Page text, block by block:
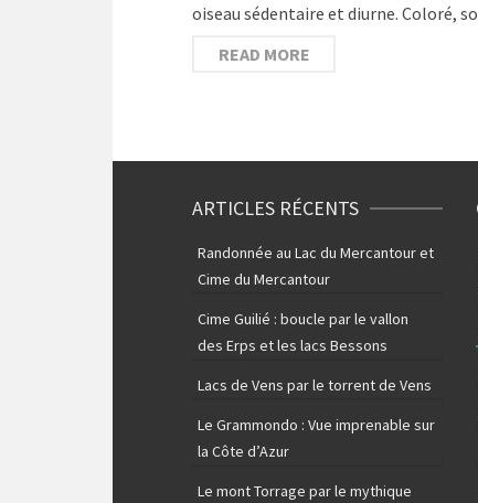
oiseau sédentaire et diurne. Coloré,
READ MORE
ARTICLES RÉCENTS
Randonnée au Lac du Mercantour et
Cime du Mercantour
Cime Guilié : boucle par le vallon
des Erps et les lacs Bessons
Lacs de Vens par le torrent de Vens
Le Grammondo : Vue imprenable sur
la Côte d’Azur
Le mont Torrage par le mythique